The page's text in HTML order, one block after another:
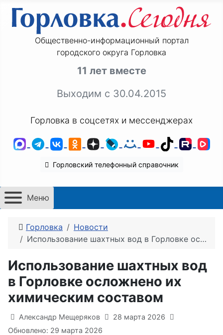
Общественно-информационный портал
городского округа Горловка
11 лет вместе
Выходим с 30.04.2015
Горловка в соцсетях и мессенджерах
MAXTelegram
ВКонтакте
Одноклассники
ДзенLiveJournal
Мой Мир
YouTube
TikTok
Горловский телефонный справочник
Меню
Горловка
Новости
Использование шахтных вод в Горловке осложнено их химическим составом
Использование шахтных вод
в Горловке осложнено их
химическим составом
Информация о материале
Александр Мещеряков
28 марта 2026
Обновлено: 29 марта 2026